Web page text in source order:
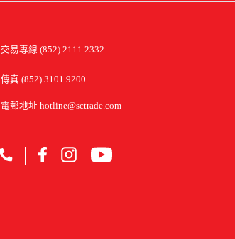
交易專線 (852) 2111 2332
傳真 (852) 3101 9200
電郵地址 hotline@sctrade.com